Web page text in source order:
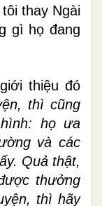
thay Ngài
gì họ đang
thiệu đó
thì cũng
họ ưa
và các
Quả thật,
thưởng
thì hãy